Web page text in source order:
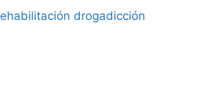
drogadicción